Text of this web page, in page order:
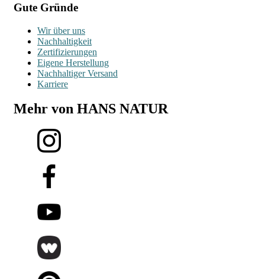
Gute Gründe
Wir über uns
Nachhaltigkeit
Zertifizierungen
Eigene Herstellung
Nachhaltiger Versand
Karriere
Mehr von HANS NATUR